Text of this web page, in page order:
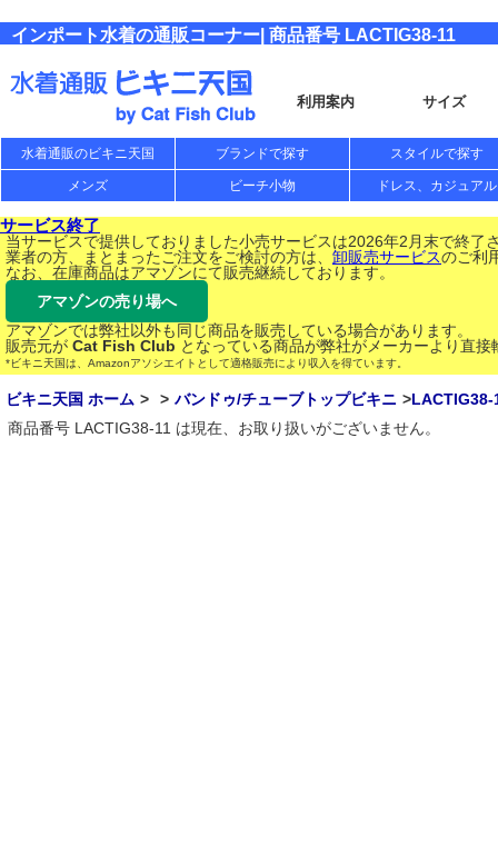
インポート水着の通販コーナー| 商品番号 LACTIG38-11
利用案内 サイズ
水着通販のビキニ天国 ブランドで探す スタイルで探す
メンズ ビーチ小物 ドレス、カジュアル
サービス終了
当サービスで提供しておりました小売サービスは2026年2月末で終了
業者の方、まとまったご注文をご検討の方は、 卸販売サービスのご利
なお、在庫商品はアマゾンにて販売継続しております。
アマゾンの売り場へ
アマゾンでは弊社以外も同じ商品を販売している場合があります。
販売元が Cat Fish Club となっている商品が弊社がメーカーより直
*ビキニ天国は、Amazonアソシエイトとして適格販売により収入を得ています。
ビキニ天国 ホーム バンドゥ/チューブトップビキニ
LACTIG38-
商品番号 LACTIG38-11 は現在、お取り扱いがございません。